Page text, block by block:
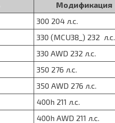
Модификация
300 204 л.с.
330 (MCU38_) 232 л.с.
330 AWD 232 л.с.
350 276 л.с.
350 AWD 276 л.с.
400h 211 л.с.
400h AWD 211 л.с.